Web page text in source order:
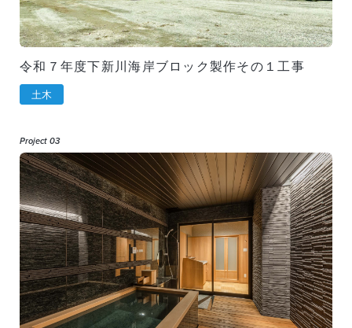
令和７年度下新川海岸ブロック製作その１工事
土木
Project 03